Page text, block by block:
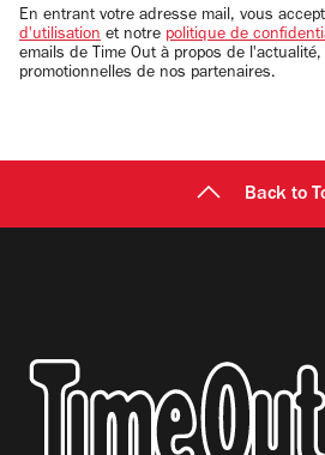
email
En entrant votre adresse mail, vous
d'utilisation et notre politique de
emails de Time Out à propos de
promotionnelles de nos partenaires.
Back to